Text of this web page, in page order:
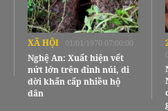
XÃ HỘI 01/01/1970 07:00:00
Nghệ An: Xuất hiện vết
nứt lớn trên đỉnh núi, di
dời khẩn cấp nhiều hộ
dân